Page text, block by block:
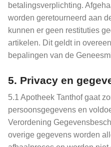
betalingsverplichting.
worden geretourneerd aan
kunnen er geen restituties
artikelen. Dit geldt in
bepalingen van de
5. Privacy en
5.1 Apotheek Tanthof gaat
persoonsgegevens en
Verordening
overige gegevens worden